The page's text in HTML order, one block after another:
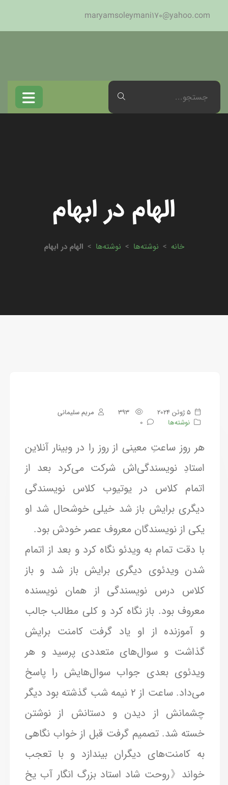
maryamsoleymani170@yahoo.com
الهام در ابهام
خانه > نوشته‌ها > نوشته‌ها > الهام در ابهام
5 ژوئن 2024
مریم سلیمانی
نوشته‌ها
0
هر روز ساعتِ معینی از روز را در وبینار آنلاین
استادِ نویسندگی‌اش شرکت می‌کرد بعد از
اتمام کلاس در یوتیوب کلاس نویسندگی
دیگری برایش باز شد خیلی خوشحال شد او
یکی از نویسندگان معروف عصر خودش بود.
با دقت تمام به ویدئو نگاه کرد و بعد از اتمام
شدن ویدئوی دیگری برایش باز شد و باز
کلاس درس نویسندگی از همان نویسنده
معروف بود. باز نگاه کرد و کلی مطالب جالب
و آموزنده از او یاد گرفت کامنت برایش
گذاشت و سوال‌های متعددی پرسید و هر
ویدئوی بعدی جواب سوال‌هایش را پاسخ
می‌داد. ساعت از ۲ نیمه شب گذشته بود دیگر
چشمانش از دیدن و دستانش از نوشتن
خسته شد. تصمیم گرفت قبل از خواب نگاهی
به کامنت‌های دیگران بیندازد و با تعجب
خواند《روحت شاد استاد بزرگ انگار آب یخ